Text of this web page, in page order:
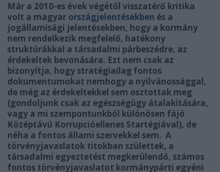
Már a 2010-es évek végétől visszatérő kritika
volt a magyar országjelentésekben és a
jogállamisági jelentésekben, hogy a kormány
nem rendelkezik megfelelő, hatékony
struktúrákkal a társadalmi párbeszédre, az
érdekeltek bevonására. Ezt nem csak az
bizonyítja, hogy stratégiailag fontos
dokumentumokat nemhogy a nyilvánossággal,
de még az érdekeltekkel sem osztottak meg
(gondoljunk csak az egészségügy átalakítására,
vagy a mi szempontunkból különösen fájó
Középtávú Korrupcióellenes Startégiával), de
néha a fontos állami szervekkel sem. A
törvényjavaslatok titokban születtek, a
társadalmi egyeztetést megkerülendő, számos
fontos törvényjavaslatot kormánypárti egyéni